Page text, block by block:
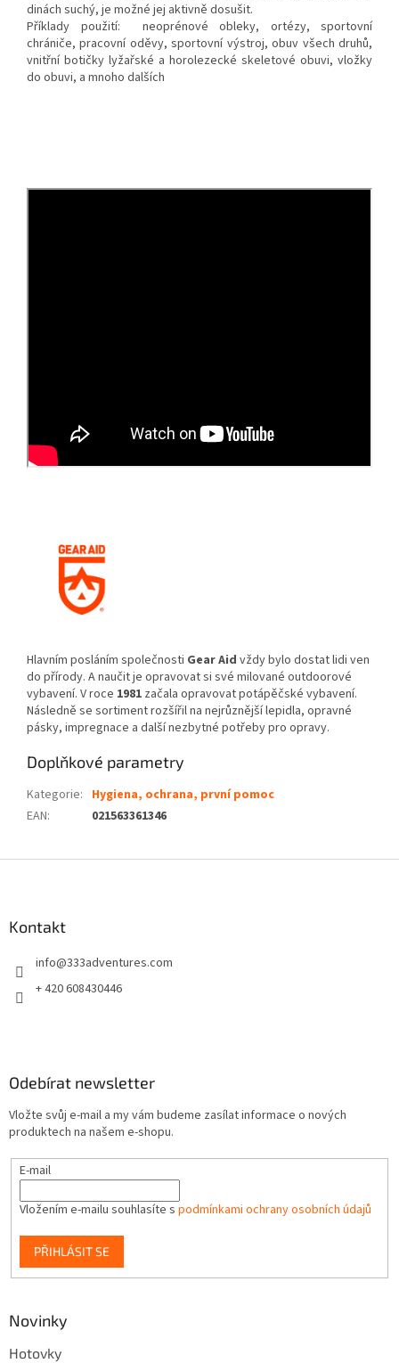
dinách suchý, je možné jej aktivně dosušit.
Příklady použití: neoprénové obleky, ortézy, sportovní
chrániče, pracovní oděvy, sportovní výstroj, obuv všech druhů,
vnitřní botičky lyžařské a horolezecké skeletové obuvi, vložky
do obuvi, a mnoho dalších
Hlavním posláním společnosti Gear Aid vždy bylo dostat lidi ven
do přírody. A naučit je opravovat si své milované outdoorové
vybavení. V roce 1981 začala opravovat potápěčské vybavení.
Následně se sortiment rozšířil na nejrůznější lepidla, opravné
pásky, impregnace a další nezbytné potřeby pro opravy.
Doplňkové parametry
Kategorie: Hygiena, ochrana, první pomoc
EAN: 021563361346
Kontakt
info@333adventures.com
+ 420 608430446
Odebírat newsletter
Vložte svůj e-mail a my vám budeme zasílat informace o nových
produktech na našem e-shopu.
E-mail
Vložením e-mailu souhlasíte s podmínkami ochrany osobních údajů
PŘIHLÁSIT SE
Novinky
Hotovky